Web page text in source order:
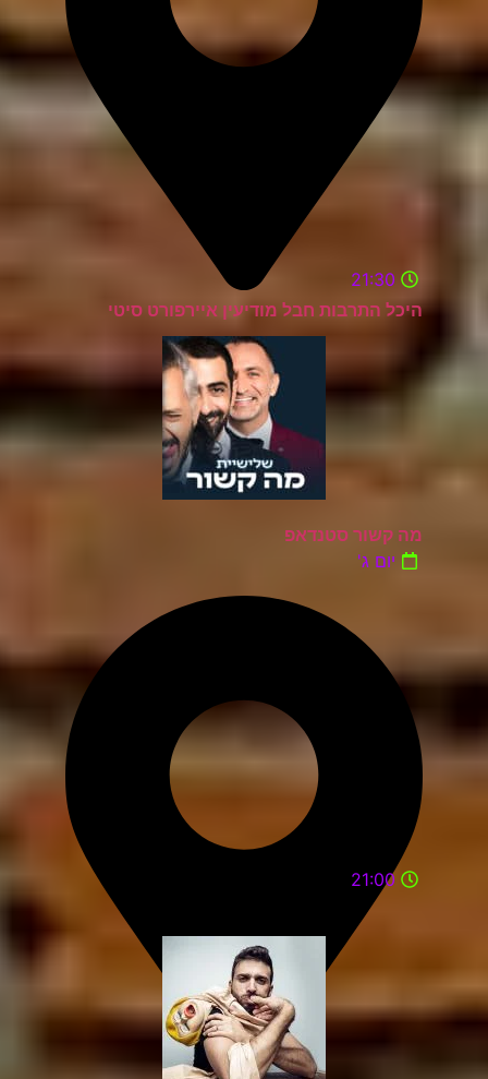
היכל התרבות חבל מודיעין איירפורט סיטי
21:30
מה קשור סטנדאפ
יום ג'
21:00